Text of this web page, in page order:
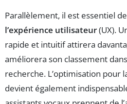
Parallèlement, il est essentiel
l’expérience utilisateur(UX).
rapide et intuitif attirera
améliorera son classement
recherche. L’optimisation pour
devient également